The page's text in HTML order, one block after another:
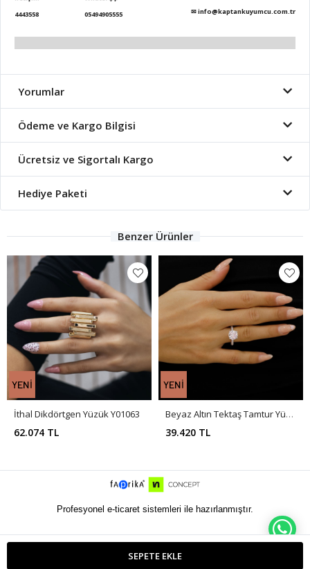
SEPETE EKLE
4443558
05494905555
✉info@kaptankuyumcu.com.tr
Yorumlar
Ödeme ve Kargo Bilgisi
Ücretsiz ve Sigortalı Kargo
Hediye Paketi
Benzer Ürünler
İthal Dikdörtgen Yüzük Y01063
62.074 TL
Beyaz Altın Tektaş Tamtur Yüzük AA0027
39.420 TL
Profesyonel e-ticaret sistemleri ile hazırlanmıştır.